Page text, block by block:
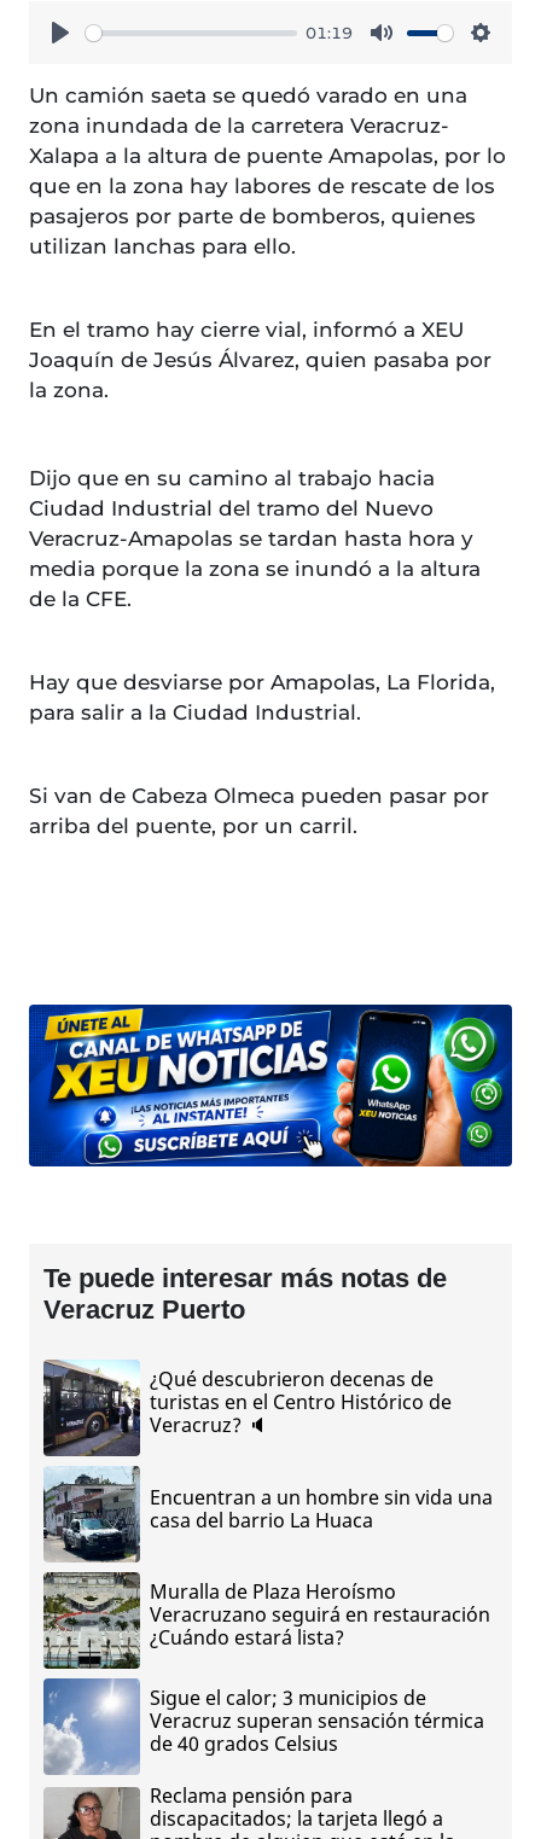
01:19
Un camión saeta se quedó varado en una
zona inundada de la carretera Veracruz-
Xalapa a la altura de puente Amapolas, por lo
que en la zona hay labores de rescate de los
pasajeros por parte de bomberos, quienes
utilizan lanchas para ello.
En el tramo hay cierre vial, informó a XEU
Joaquín de Jesús Álvarez, quien pasaba por
la zona.
Dijo que en su camino al trabajo hacia
Ciudad Industrial del tramo del Nuevo
Veracruz-Amapolas se tardan hasta hora y
media porque la zona se inundó a la altura
de la CFE.
Hay que desviarse por Amapolas, La Florida,
para salir a la Ciudad Industrial.
Si van de Cabeza Olmeca pueden pasar por
arriba del puente, por un carril.
Te puede interesar más notas de
Veracruz Puerto
¿Qué descubrieron decenas de
turistas en el Centro Histórico de
Veracruz? 🔈
Encuentran a un hombre sin vida una
casa del barrio La Huaca
Muralla de Plaza Heroísmo
Veracruzano seguirá en restauración
¿Cuándo estará lista?
Sigue el calor; 3 municipios de
Veracruz superan sensación térmica
de 40 grados Celsius
Reclama pensión para
discapacitados; la tarjeta llegó a